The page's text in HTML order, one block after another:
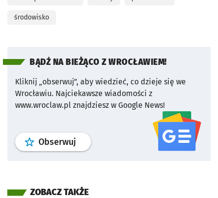
środowisko
BĄDŹ NA BIEŻĄCO Z WROCŁAWIEM!
Kliknij „obserwuj”, aby wiedzieć, co dzieje się we
Wrocławiu. Najciekawsze wiadomości z
www.wroclaw.pl znajdziesz w Google News!
Obserwuj profil serwisu
ZOBACZ TAKŻE